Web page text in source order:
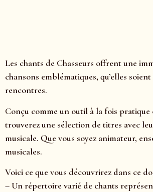
Les chants de Chasseurs offrent une
chansons emblématiques, qu’elles
rencontres.
Conçu comme un outil à la fois
trouverez une sélection de titres avec
musicale. Que vous soyez animateur,
musicales.
Voici ce que vous découvrirez dans ce
– Un répertoire varié de chants